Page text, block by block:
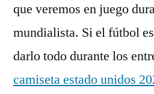
que veremos en juego
mundialista. Si el fútbol
darlo todo durante los
camiseta estado unidos